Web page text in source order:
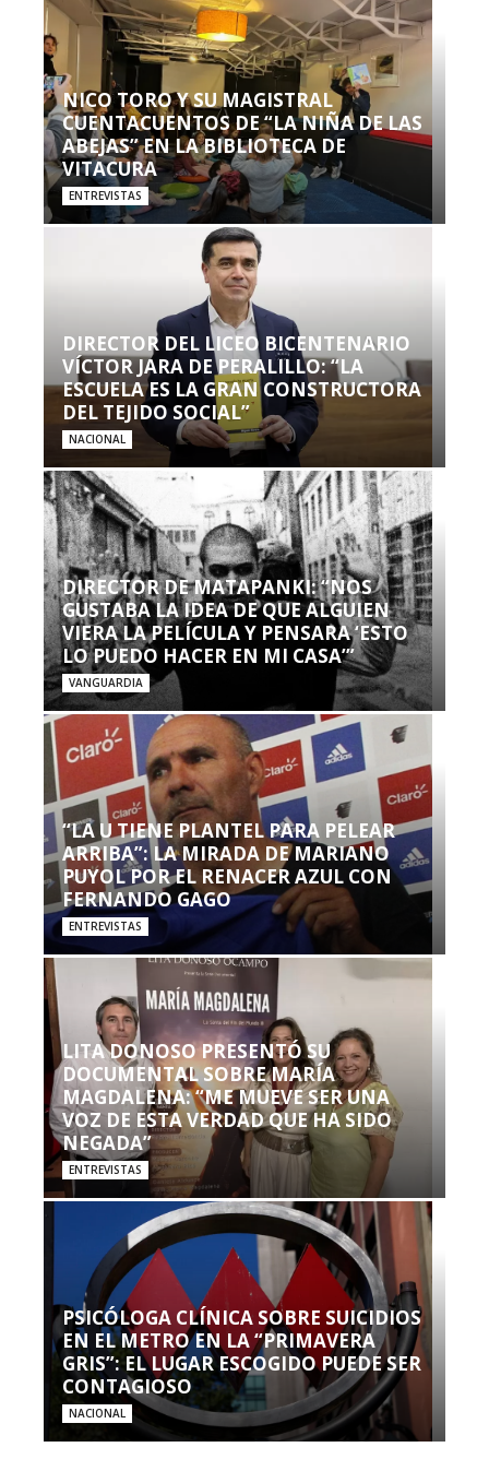
NICO TORO Y SU MAGISTRAL
CUENTACUENTOS DE “LA NIÑA DE LAS
ABEJAS” EN LA BIBLIOTECA DE
VITACURA
ENTREVISTAS
DIRECTOR DEL LICEO BICENTENARIO
VÍCTOR JARA DE PERALILLO: “LA
ESCUELA ES LA GRAN CONSTRUCTORA
DEL TEJIDO SOCIAL”
NACIONAL
DIRECTOR DE MATAPANKI: “NOS
GUSTABA LA IDEA DE QUE ALGUIEN
VIERA LA PELÍCULA Y PENSARA ‘ESTO
LO PUEDO HACER EN MI CASA’”
VANGUARDIA
“LA U TIENE PLANTEL PARA PELEAR
ARRIBA”: LA MIRADA DE MARIANO
PUYOL POR EL RENACER AZUL CON
FERNANDO GAGO
ENTREVISTAS
LITA DONOSO PRESENTÓ SU
DOCUMENTAL SOBRE MARÍA
MAGDALENA: “ME MUEVE SER UNA
VOZ DE ESTA VERDAD QUE HA SIDO
NEGADA”
ENTREVISTAS
PSICÓLOGA CLÍNICA SOBRE SUICIDIOS
EN EL METRO EN LA “PRIMAVERA
GRIS”: EL LUGAR ESCOGIDO PUEDE SER
CONTAGIOSO
NACIONAL